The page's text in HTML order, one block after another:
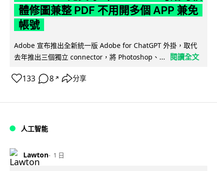
體修圖兼整 PDF 不用開多個 APP 兼免
帳號
Adobe 宣布推出全新統一版 Adobe for ChatGPT 外掛，取代
去年推出三個獨立 connector，將 Photoshop、...
閱讀全文
133 8 ↗ 分享
人工智能
Lawton 1 日